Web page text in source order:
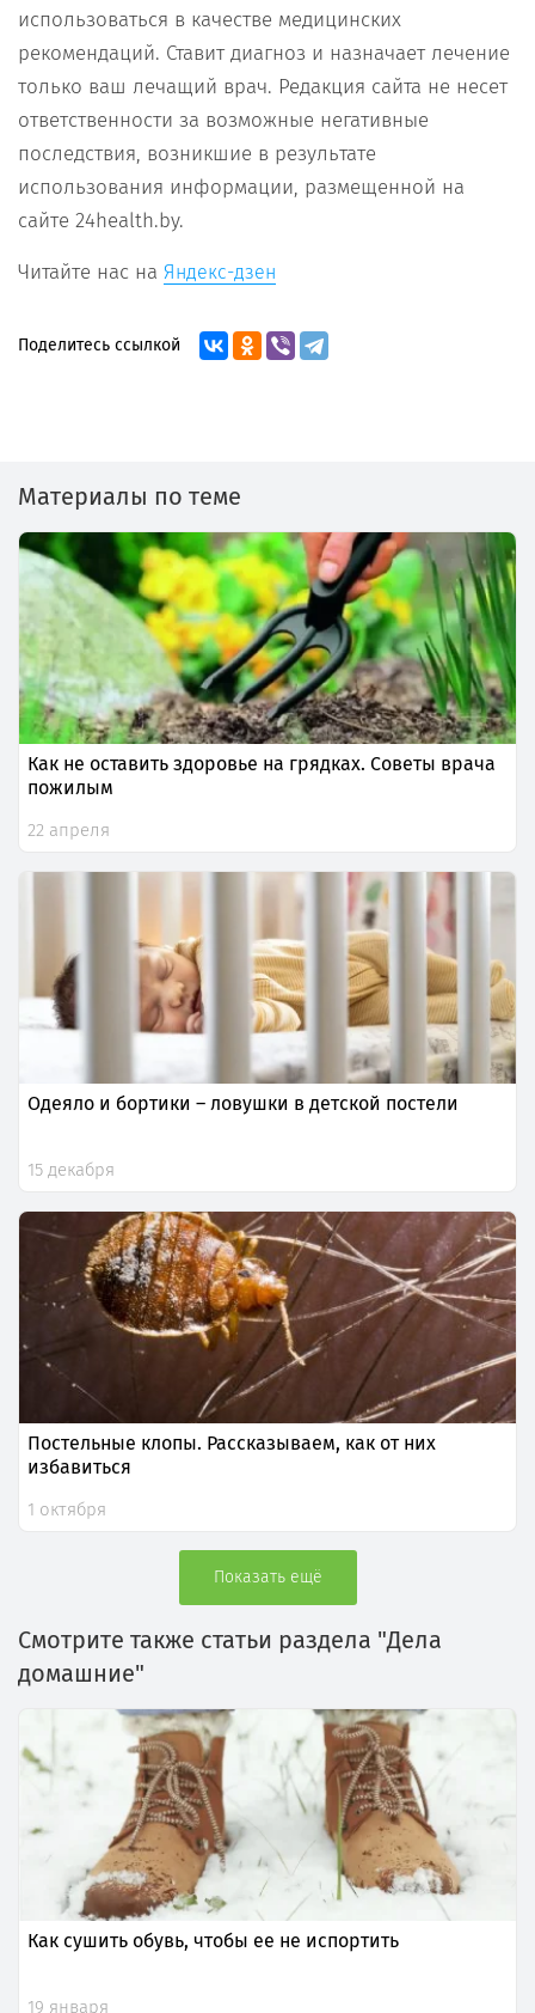
использоваться в качестве медицинских
рекомендаций. Ставит диагноз и назначает лечение
только ваш лечащий врач. Редакция сайта не несет
ответственности за возможные негативные
последствия, возникшие в результате
использования информации, размещенной на
сайте 24health.by.
Читайте нас на Яндекс-дзен
Поделитесь ссылкой
Материалы по теме
Как не оставить здоровье на грядках. Советы врача
пожилым
22 апреля
Одеяло и бортики – ловушки в детской постели
15 декабря
Постельные клопы. Рассказываем, как от них
избавиться
1 октября
Показать ещё
Смотрите также статьи раздела "Дела
домашние"
Как сушить обувь, чтобы ее не испортить
19 января